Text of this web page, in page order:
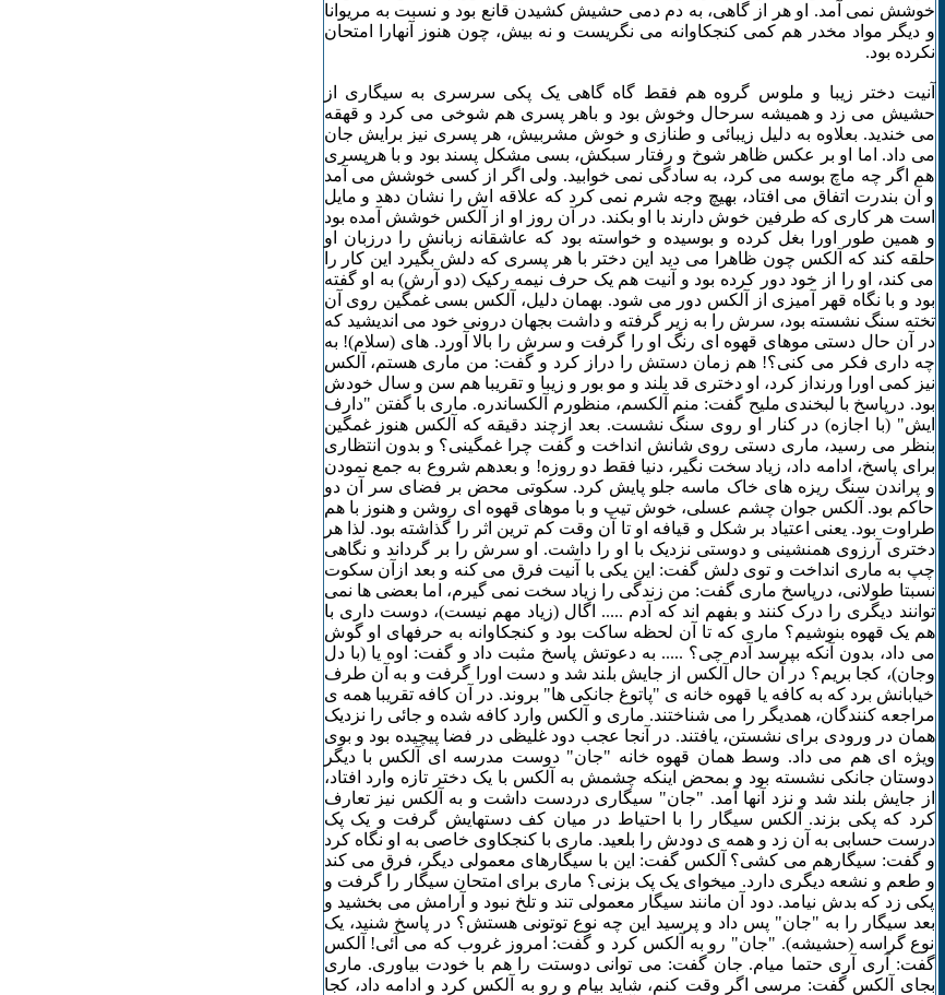
خوشش نمی آمد. او هر از گاهی، به دم دمی حشیش کشیدن قانع بود و نسبت به مریوانا
و دیگر مواد مخدر هم کمی کنجکاوانه می نگریست و نه بیش، چون هنوز آنهارا امتحان
نکرده بود.
آنیت دختر زیبا و ملوس گروه هم فقط گاه گاهی یک پکی سرسری به سیگاری از
حشیش می زد و همیشه سرحال وخوش بود و باهر پسری هم شوخی می کرد و قهقه
می خندید. بعلاوه به دلیل زیبائی و طنازی و خوش مشربیش، هر پسری نیز برایش جان
می داد. اما او بر عکس ظاهر شوخ و رفتار سبکش، بسی مشکل پسند بود و با هرپسری
هم اگر چه ماچ بوسه می کرد، به سادگی نمی خوابید. ولی اگر از کسی خوشش می آمد
و آن بندرت اتفاق می افتاد، بهیچ وجه شرم نمی کرد که علاقه اش را نشان دهد و مایل
است هر کاری که طرفین خوش دارند با او بکند. در آن روز او از آلکس خوشش آمده بود
و همین طور اورا بغل کرده و بوسیده و خواسته بود که عاشقانه زبانش را درزبان او
حلقه کند که آلکس چون ظاهرا می دید این دختر با هر پسری که دلش بگیرد این کار را
می کند، او را از خود دور کرده بود و آنیت هم یک حرف نیمه رکیک (دو آرش) به او گفته
بود و با نگاه قهر آمیزی از آلکس دور می شود. بهمان دلیل، آلکس بسی غمگین روی آن
تخته سنگ نشسته بود، سرش را به زیر گرفته و داشت بجهان درونی خود می اندیشید که
در آن حال دستی موهای قهوه ای رنگ او را گرفت و سرش را بالا آورد. های (سلام)! به
چه داری فکر می کنی؟! هم زمان دستش را دراز کرد و گفت: من ماری هستم، آلکس
نیز کمی اورا ورنداز کرد، او دختری قد بلند و مو بور و زیبا و تقریبا هم سن و سال خودش
بود. درپاسخ با لبخندی ملیح گفت: منم آلکسم، منظورم آلکساندره. ماری با گفتن "دارف
ایش" (با اجازه) در کنار او روی سنگ نشست. بعد ازچند دقیقه که آلکس هنوز غمگین
بنظر می رسید، ماری دستی روی شانش انداخت و گفت چرا غمگینی؟ و بدون انتظاری
برای پاسخ، ادامه داد، زیاد سخت نگیر، دنیا فقط دو روزه! و بعدهم شروع به جمع نمودن
و پراندن سنگ ریزه های خاک ماسه جلو پایش کرد. سکوتی محض بر فضای سر آن دو
حاکم بود. آلکس جوان چشم عسلی، خوش تیپ و با موهای قهوه ای روشن و هنوز با هم
طراوت بود. یعنی اعتیاد بر شکل و قیافه او تا آن وقت کم ترین اثر را گذاشته بود. لذا هر
دختری آرزوی همنشینی و دوستی نزدیک با او را داشت. او سرش را بر گرداند و نگاهی
چپ به ماری انداخت و توی دلش گفت: این یکی با آنیت فرق می کنه و بعد ازآن سکوت
نسبتا طولانی، درپاسخ ماری گفت: من زندگی را زیاد سخت نمی گیرم، اما بعضی ها نمی
توانند دیگری را درک کنند و بفهم اند که آدم ..... اگال (زیاد مهم نیست)، دوست داری با
هم یک قهوه بنوشیم؟ ماری که تا آن لحظه ساکت بود و کنجکاوانه به حرفهای او گوش
می داد، بدون آنکه بپرسد آدم چی؟ ..... به دعوتش پاسخ مثبت داد و گفت: اوه یا (با دل
وجان)، کجا بریم؟ در آن حال آلکس از جایش بلند شد و دست اورا گرفت و به آن طرف
خیابانش برد که به کافه یا قهوه خانه ی "پاتوغ جانکی ها" بروند. در آن کافه تقریبا همه ی
مراجعه کنندگان، همدیگر را می شناختند. ماری و آلکس وارد کافه شده و جائی را نزدیک
همان در ورودی برای نشستن، یافتند. در آنجا عجب دود غلیظی در فضا پیچیده بود و بوی
ویژه ای هم می داد. وسط همان قهوه خانه "جان" دوست مدرسه ای آلکس با دیگر
دوستان جانکی نشسته بود و بمحض اینکه چشمش به آلکس با یک دختر تازه وارد افتاد،
از جایش بلند شد و نزد آنها آمد. "جان" سیگاری دردست داشت و به آلکس نیز تعارف
کرد که پکی بزند. آلکس سیگار را با احتیاط در میان کف دستهایش گرفت و یک پک
درست حسابی به آن زد و همه ی دودش را بلعید. ماری با کنجکاوی خاصی به او نگاه کرد
و گفت: سیگارهم می کشی؟ آلکس گفت: این با سیگارهای معمولی دیگر، فرق می کند
و طعم و نشعه دیگری دارد. میخوای یک پک بزنی؟ ماری برای امتحان سیگار را گرفت و
پکی زد که بدش نیامد. دود آن مانند سیگار معمولی تند و تلخ نبود و آرامش می بخشید و
بعد سیگار را به "جان" پس داد و پرسید این چه نوع توتونی هستش؟ در پاسخ شنید، یک
نوع گراسه (حشیشه). "جان" رو به آلکس کرد و گفت: امروز غروب که می آئی! آلکس
گفت: آری آری حتما میام. جان گفت: می توانی دوستت را هم با خودت بیاوری. ماری
بجای آلکس گفت: مرسی اگر وقت کنم، شاید بیام و رو به آلکس کرد و ادامه داد، کجا